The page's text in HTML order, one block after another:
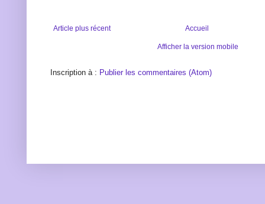
Article plus récent Accueil
Afficher la version mobile
Inscription à : Publier les commentaires (Atom)